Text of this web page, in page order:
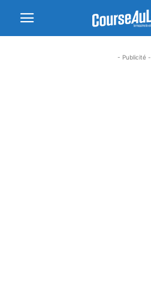
- Publicité -